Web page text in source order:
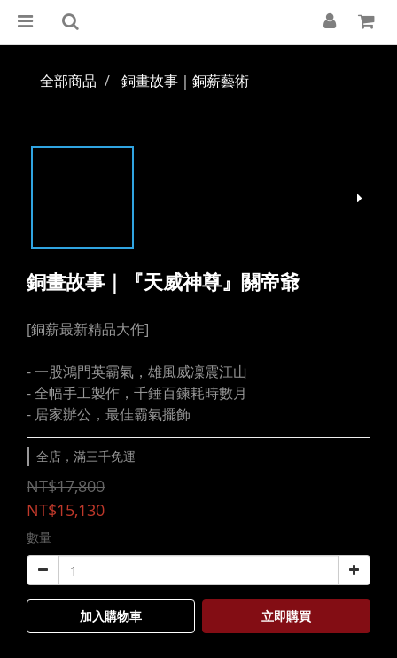
全部商品 銅畫故事｜銅薪藝術
銅畫故事｜『天威神尊』關帝爺
[銅薪最新精品大作]
- 一股鴻門英霸氣，雄風威凜震江山
- 全幅手工製作，千錘百鍊耗時數月
- 居家辦公，最佳霸氣擺飾
全店，滿三千免運
NT$17,800
NT$15,130
數量
加入購物車 立即購買